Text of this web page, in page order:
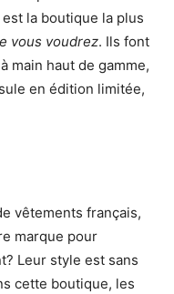
est la boutique la plus
vous voudrez. Ils font
main haut de gamme,
en édition limitée,
vêtements français,
marque pour
Leur style est sans
cette boutique, les